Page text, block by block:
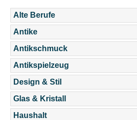
Alte Berufe
Antike
Antikschmuck
Antikspielzeug
Design & Stil
Glas & Kristall
Haushalt